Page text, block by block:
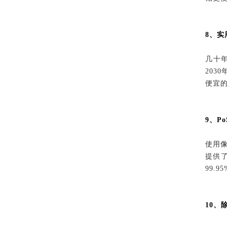
8、实
几十
2030
便宜
9、
使用
提供
10、